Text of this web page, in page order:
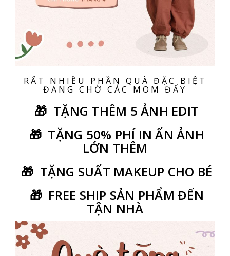
RẤT NHIỀU PHẦN QUÀ ĐẶC BIỆT
ĐANG CHỜ CÁC MOM ĐẤY
🎁 TẶNG THÊM 5 ẢNH EDIT
🎁 TẶNG 50% PHÍ IN ẤN ẢNH
LỚN THÊM
🎁 TẶNG SUẤT MAKEUP CHO BÉ
🎁 FREE SHIP SẢN PHẨM ĐẾN
TẬN NHÀ